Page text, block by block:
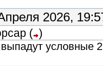
2026,
( )